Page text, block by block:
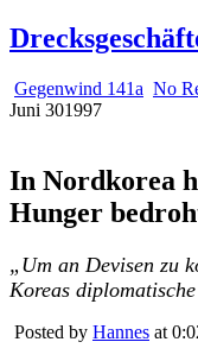
Gegenwind 141a No
Juni 301997
In Nordkorea
Hunger
„Um an Devisen zu
Koreas
Posted by Hannes at